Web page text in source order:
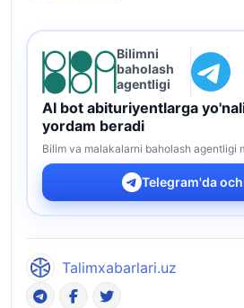
Bilimni
baholash
agentligi
AI bot abituriyentlarga
yordam beradi
Bilim va malakalarni baholash agentligi
Telegram'da
Talimxabarlari.uz